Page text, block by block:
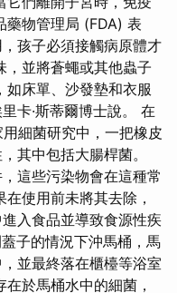
藥物管理局 (FDA) 表
孩子必須接觸病原體才
，並將蒼蠅或其他蟲子
床單、沙發墊和衣服
卡·斯蒂爾博士說。 在
細菌研究中，一把橡皮
其中包括大腸桿菌。
這些污染物會在這種常
使用前未將其去除，
入食品並導致食源性疾
子的情況下沖馬桶，馬
並最終落在櫃檯等浴室
於馬桶水中的細菌，